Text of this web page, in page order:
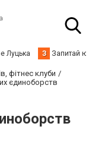
Луцька З Запитай
фітнес клуби
єдиноборств